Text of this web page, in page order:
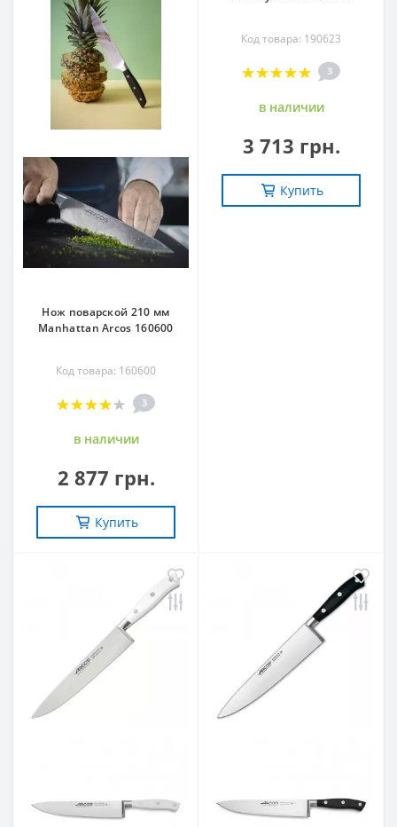
Нож поварской 210 мм
Manhattan Arcos 160600
Код товара: 160600
3
в наличии
2 877 грн.
Купить
Код товара: 190623
3
в наличии
3 713 грн.
Купить